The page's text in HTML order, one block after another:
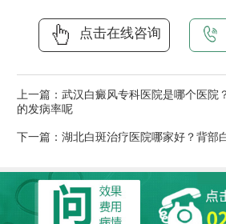
点击在线咨询
上一篇： 武汉白癜风专科医院是哪个医院
的发病率呢
下一篇： 湖北白斑治疗医院哪家好？背部